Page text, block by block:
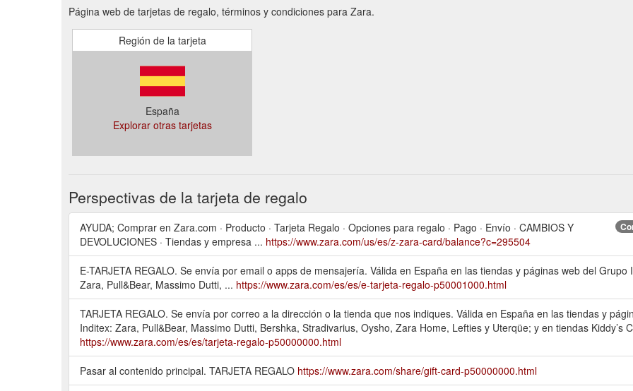
Página web de tarjetas de regalo, términos y condiciones para Zara.
Región de la tarjeta
España
Explorar otras tarjetas
Perspectivas de la tarjeta de regalo
AYUDA; Comprar en Zara.com · Producto · Tarjeta Regalo · Opciones para regalo · Pago · Envío · CAMBIOS Y
DEVOLUCIONES · Tiendas y empresa ... https://www.zara.com/us/es/z-zara-card/balance?c=295504
E-TARJETA REGALO. Se envía por email o apps de mensajería. Válida en España en las tiendas y páginas web del Grupo
Zara, Pull&Bear, Massimo Dutti, ... https://www.zara.com/es/es/e-tarjeta-regalo-p50001000.html
TARJETA REGALO. Se envía por correo a la dirección o la tienda que nos indiques. Válida en España en las tiendas y
Inditex: Zara, Pull&Bear, Massimo Dutti, Bershka, Stradivarius, Oysho, Zara Home, Lefties y Uterqüe; y en tiendas Kiddy’s
https://www.zara.com/es/es/tarjeta-regalo-p50000000.html
Pasar al contenido principal. TARJETA REGALO https://www.zara.com/share/gift-card-p50000000.html